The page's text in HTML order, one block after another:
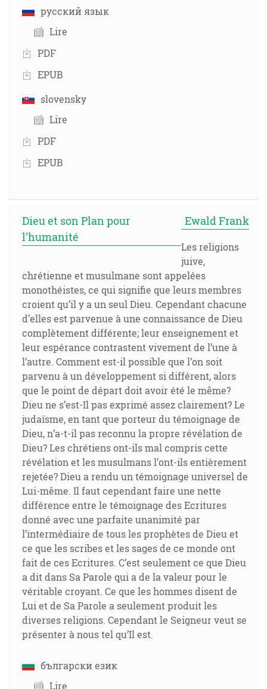
русский язык
Lire
PDF
EPUB
slovensky
Lire
PDF
EPUB
Dieu et son Plan pour
l'humanité
Ewald Frank
Les religions
juive,
chrétienne et musulmane sont appelées
monothéistes, ce qui signifie que leurs membres
croient qu’il y a un seul Dieu. Cependant chacune
d’elles est parvenue à une connaissance de Dieu
complètement différente; leur enseignement et
leur espérance contrastent vivement de l’une à
l’autre. Comment est-il possible que l’on soit
parvenu à un développement si différent, alors
que le point de départ doit avoir été le même?
Dieu ne s’est-Il pas exprimé assez clairement? Le
judaïsme, en tant que porteur du témoignage de
Dieu, n’a-t-il pas reconnu la propre révélation de
Dieu? Les chrétiens ont-ils mal compris cette
révélation et les musulmans l’ont-ils entièrement
rejetée? Dieu a rendu un témoignage universel de
Lui-même. Il faut cependant faire une nette
différence entre le témoignage des Ecritures
donné avec une parfaite unanimité par
l’intermédiaire de tous les prophètes de Dieu et
ce que les scribes et les sages de ce monde ont
fait de ces Ecritures. C’est seulement ce que Dieu
a dit dans Sa Parole qui a de la valeur pour le
véritable croyant. Ce que les hommes disent de
Lui et de Sa Parole a seulement produit les
diverses religions. Cependant le Seigneur veut se
présenter à nous tel qu’Il est.
български език
Lire